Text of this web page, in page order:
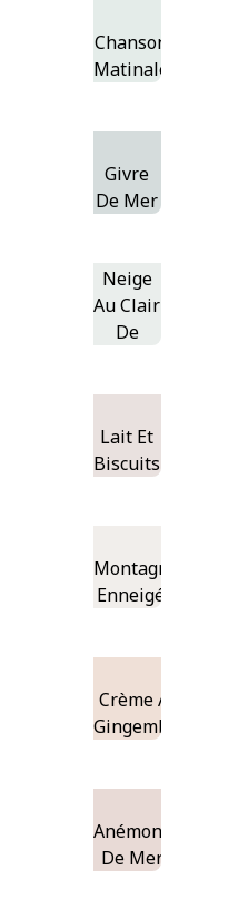
Chanson
Matinale
Givre
De Mer
Neige
Au Clair
De
Lait Et
Biscuits
Montagne
Enneigée
Crème Au
Gingembre
Anémone
De Mer